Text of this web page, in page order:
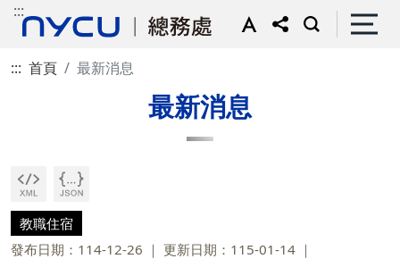
:::
::: 首頁 最新消息
最新消息
教職住宿
發布日期：114-12-26
更新日期：115-01-14